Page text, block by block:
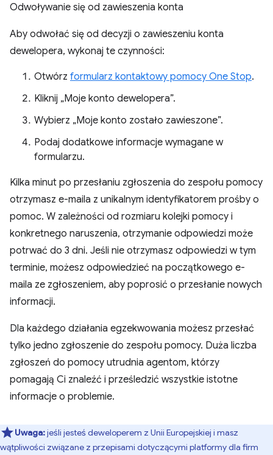
Odwoływanie się od zawieszenia konta
Aby odwołać się od decyzji o zawieszeniu konta
dewelopera, wykonaj te czynności:
Otwórz formularz kontaktowy pomocy One Stop.
Kliknij „Moje konto dewelopera”.
Wybierz „Moje konto zostało zawieszone”.
Podaj dodatkowe informacje wymagane w
formularzu.
Kilka minut po przesłaniu zgłoszenia do zespołu pomocy
otrzymasz e-maila z unikalnym identyfikatorem prośby o
pomoc. W zależności od rozmiaru kolejki pomocy i
konkretnego naruszenia, otrzymanie odpowiedzi może
potrwać do 3 dni. Jeśli nie otrzymasz odpowiedzi w tym
terminie, możesz odpowiedzieć na początkowego e-
maila ze zgłoszeniem, aby poprosić o przesłanie nowych
informacji.
Dla każdego działania egzekwowania możesz przesłać
tylko jedno zgłoszenie do zespołu pomocy. Duża liczba
zgłoszeń do pomocy utrudnia agentom, którzy
pomagają Ci znaleźć i prześledzić wszystkie istotne
informacje o problemie.
Uwaga:jeśli jesteś deweloperem z Unii Europejskiej i masz
wątpliwości związane z przepisami dotyczącymi platformy dla firm